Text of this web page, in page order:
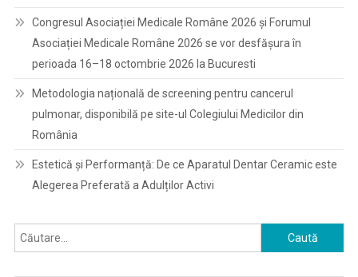
Congresul Asociației Medicale Române 2026 și Forumul
Asociației Medicale Române 2026 se vor desfășura în
perioada 16–18 octombrie 2026 la Bucuresti
Metodologia națională de screening pentru cancerul
pulmonar, disponibilă pe site-ul Colegiului Medicilor din
România
Estetică și Performanță: De ce Aparatul Dentar Ceramic este
Alegerea Preferată a Adulților Activi
Caută
după: